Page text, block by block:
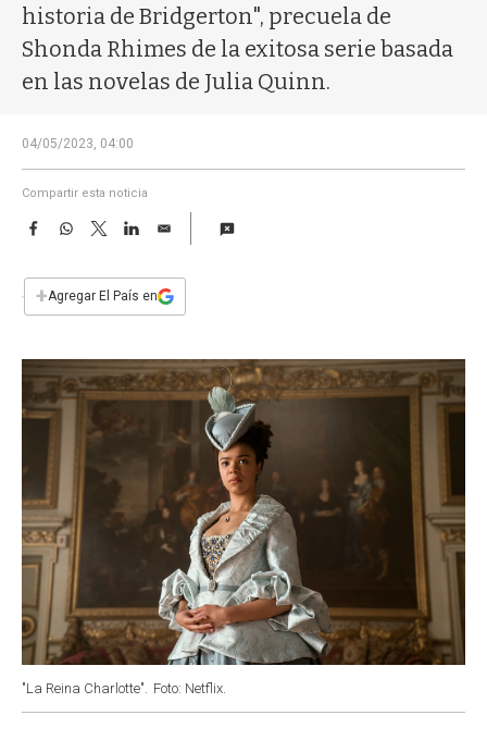
historia de Bridgerton", precuela de
Shonda Rhimes de la exitosa serie basada
en las novelas de Julia Quinn.
04/05/2023, 04:00
Compartir esta noticia
F
e
b
k
W
s
p
T
w
t
L
n
E
i
l
+Agregar El País en
"La Reina Charlotte". Foto: Netflix.